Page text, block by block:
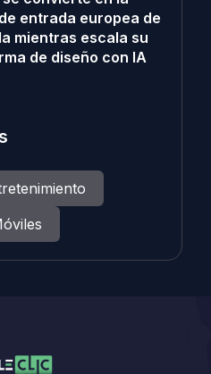
entrada europea de
mientras escala su
de diseño con IA